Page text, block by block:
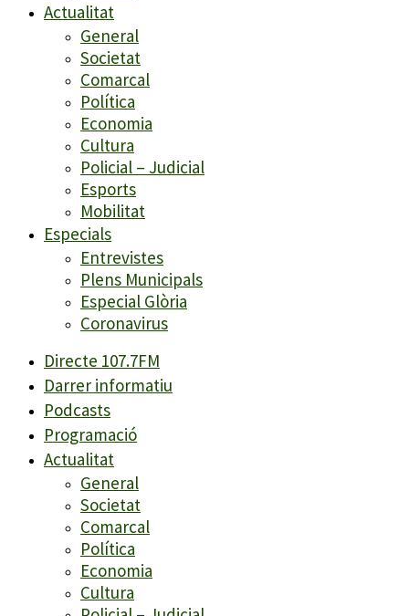
Actualitat
General
Societat
Comarcal
Política
Economia
Cultura
Policial – Judicial
Esports
Mobilitat
Especials
Entrevistes
Plens Municipals
Especial Glòria
Coronavirus
Directe 107.7FM
Darrer informatiu
Podcasts
Programació
Actualitat
General
Societat
Comarcal
Política
Economia
Cultura